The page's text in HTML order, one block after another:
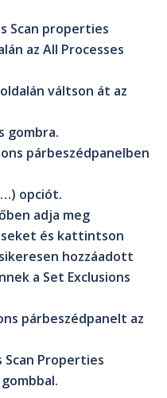
Scan properties
az All Processes
váltson át az
gombra.
párbeszédpanelben
) opciót.
adja meg
és kattintson
hozzáadott
a Set Exclusions
párbeszédpanelt az
Scan Properties
gombbal.